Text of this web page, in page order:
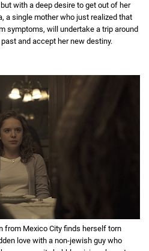
with a deep desire to get out of her
a single mother who just realized that
symptoms, will undertake a trip around
and accept her new destiny.
from Mexico City finds herself torn
love with a non-jewish guy who